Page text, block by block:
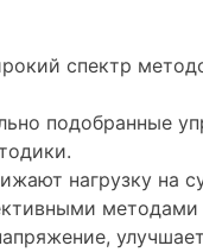
спектр
подобранные
нагрузку на
методами